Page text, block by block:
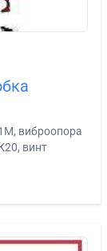
виброопора
винт